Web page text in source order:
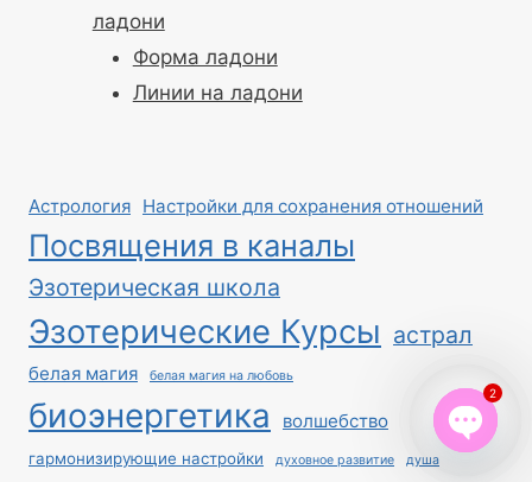
ладони
Форма ладони
Линии на ладони
Астрология Настройки для сохранения отношений
Посвящения в каналы
Эзотерическая школа
Эзотерические Курсы астрал
белая магия белая магия на любовь
биоэнергетика волшебство
гармонизирующие настройки духовное развитие душа
2